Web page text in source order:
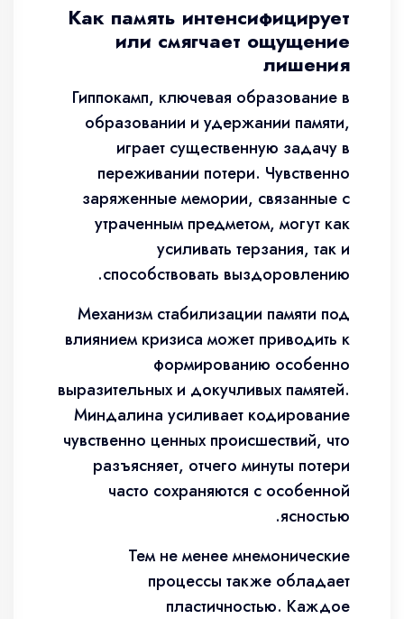
Как память интенсифицирует
или смягчает ощущение
лишения
Гиппокамп, ключевая образование в
образовании и удержании памяти,
играет существенную задачу в
переживании потери. Чувственно
заряженные мемории, связанные с
утраченным предметом, могут как
усиливать терзания, так и
способствовать выздоровлению.
Механизм стабилизации памяти под
влиянием кризиса может приводить к
формированию особенно
выразительных и докучливых памятей.
Миндалина усиливает кодирование
чувственно ценных происшествий, что
разъясняет, отчего минуты потери
часто сохраняются с особенной
ясностью.
Тем не менее мнемонические
процессы также обладает
пластичностью. Каждое